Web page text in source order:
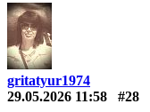
gritatyur1974
29.05.2026 11:58
#28